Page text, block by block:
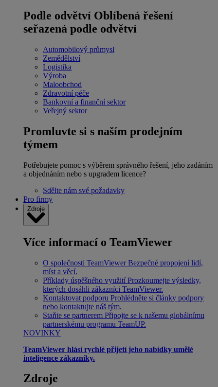
Podle odvětví Oblíbená řešení
seřazená podle odvětví
Automobilový průmysl
Zemědělství
Logistika
Výroba
Maloobchod
Zdravotní péče
Bankovní a finanční sektor
Veřejný sektor
Promluvte si s naším prodejním
týmem
Potřebujete pomoc s výběrem správného řešení, jeho zadáním
a objednáním nebo s upgradem licence?
Sdělte nám své požadavky
Pro firmy
Zdroje
Více informací o TeamViewer
O společnosti TeamViewer Bezpečné propojení lidí,
míst a věcí.
Příklady úspěšného využití Prozkoumejte výsledky,
kterých dosáhli zákazníci TeamViewer.
Kontaktovat podporu Prohlédněte si články podpory
nebo kontaktujte náš tým.
Staňte se partnerem Připojte se k našemu globálnímu
partnerskému programu TeamUP.
NOVINKY
TeamViewer hlásí rychlé přijetí jeho nabídky umělé
inteligence zákazníky.
Zdroje